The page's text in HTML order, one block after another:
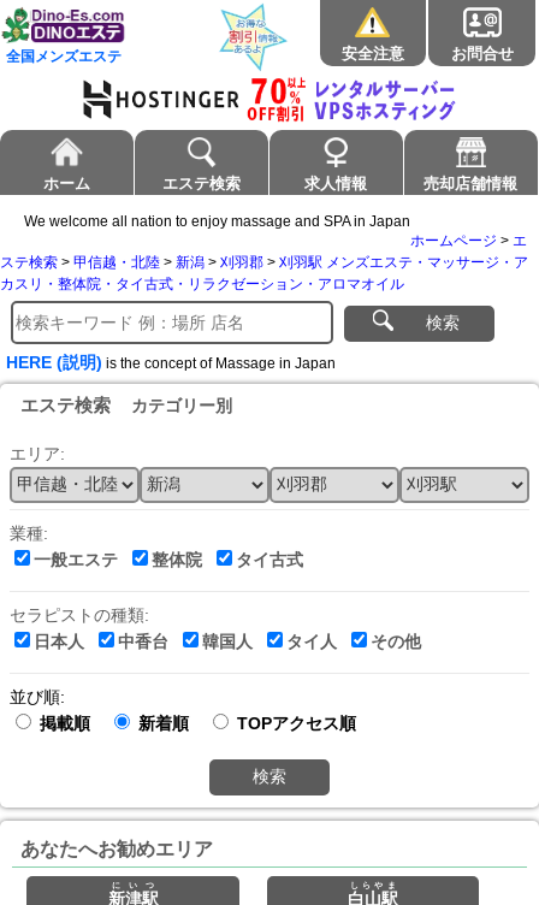
全国メンズエステ 安全注意 お問合せ
ホーム エステ検索 求人情報 売却店舗情報
We welcome all nation to enjoy massage and SPA in Japan
ホームページ > エ
ステ検索 > 甲信越・北陸 > 新潟 > 刈羽郡 > 刈羽駅 メンズエステ・マッサージ・ア
カスリ・整体院・タイ古式・リラクゼーション・アロマオイル
検索
HERE (説明) is the concept of Massage in Japan
エステ検索 カテゴリー別
エリア:
業種:
一般エステ
整体院 タイ古式
セラピストの種類:
日本人
中香台 韓国人 タイ人 その他
並び順:
掲載順
新着順 TOPアクセス順
検索
あなたへお勧めエリア
新津駅
にいつ
白山駅
しらやま